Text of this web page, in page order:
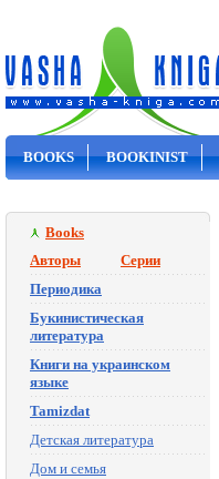
BOOKS BOOKINIST
Books
Авторы
Серии
Периодика
Букинистическая
литература
Книги на украинском
языке
Tamizdat
Детская литература
Дом и семья